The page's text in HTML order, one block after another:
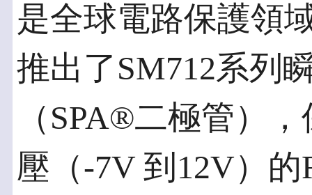
是全球電路保護領
推出了SM712系列
（SPA®二極管）
壓（-7V 到12V）